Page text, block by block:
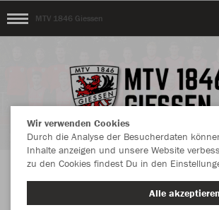
MTV 1846 Giessen
Herzlich Willkommen im
Giessen
Wir verwenden Cookies
Durch die Analyse der Besucherdaten
Inhalte anzeigen und unsere Website
zu den Cookies findest Du in den
Alle akzeptieren